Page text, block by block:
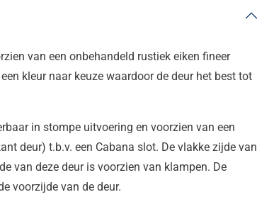
van een onbehandeld rustiek eiken fineer
kleur naar keuze waardoor de deur het best tot
in stompe uitvoering en voorzien van een
deur) t.b.v. een Cabana slot. De vlakke zijde van
van deze deur is voorzien van klampen. De
voorzijde van de deur.